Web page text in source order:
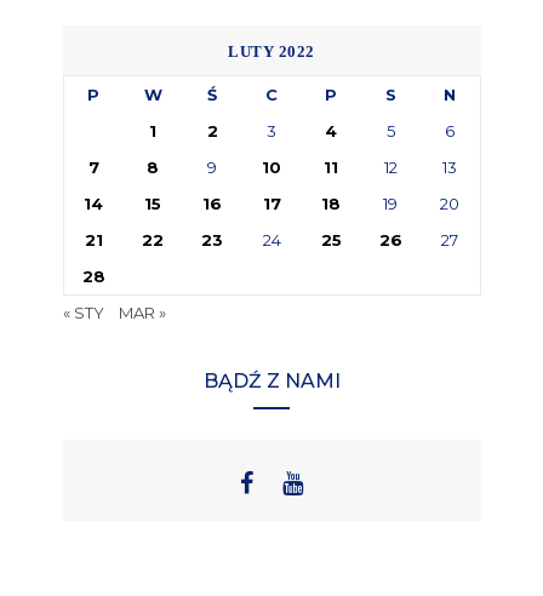
LUTY 2022
P W Ś C P S
N
1
2 3 4 5
6
7
8 9 10 11 12
13
14
15 16 17 18 19
20
21
22 23 24 25 26
27
28
« STY
MAR »
BĄDŹ Z NAMI